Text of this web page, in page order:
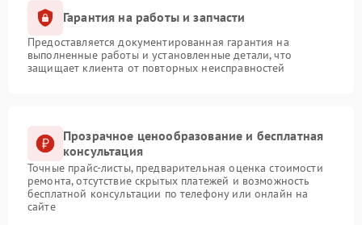
Гарантия на работы и запчасти
Предоставляется документированная гарантия на
выполненные работы и установленные детали, что
защищает клиента от повторных неисправностей
Прозрачное ценообразование и бесплатная
консультация
Точные прайс-листы, предварительная оценка стоимости
ремонта, отсутствие скрытых платежей и возможность
бесплатной консультации по телефону или онлайн на
сайте